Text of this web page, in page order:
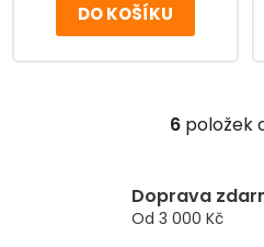
DO KOŠÍKU
O
á
6položek
Doprava
Od 3 000 Kč